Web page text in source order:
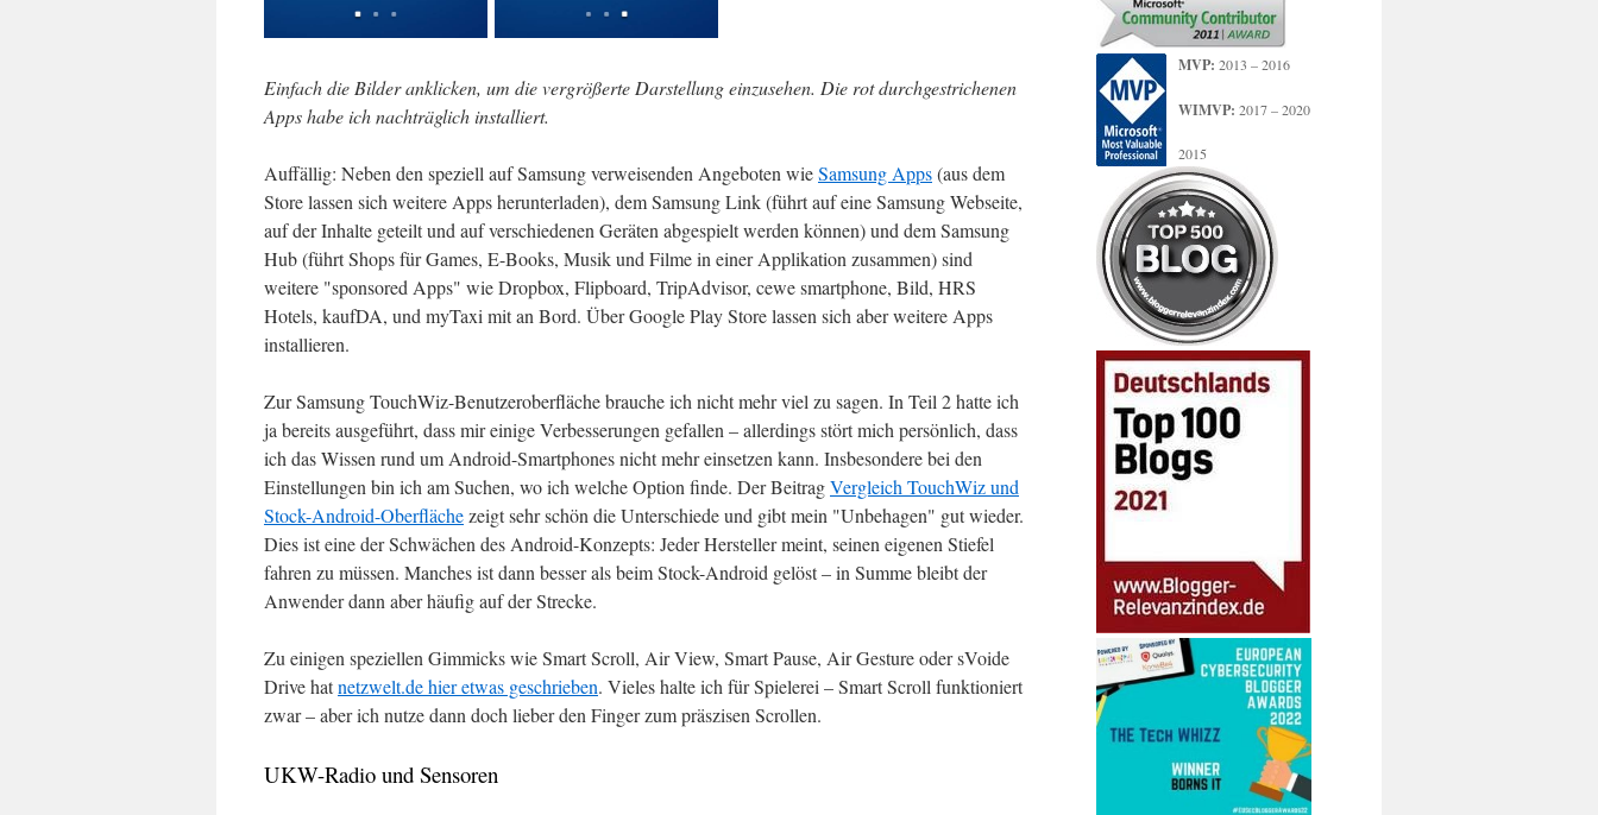
Einfach die Bilder anklicken, um die vergrößerte Darstellung einzusehen. Die rot durchgestrichenen
Apps habe ich nachträglich installiert.
Auffällig: Neben den speziell auf Samsung verweisenden Angeboten wieSamsung Apps(aus dem
Store lassen sich weitere Apps herunterladen), dem Samsung Link (führt auf eine Samsung Webseite,
auf der Inhalte geteilt und auf verschiedenen Geräten abgespielt werden können) und dem Samsung
Hub (führt Shops für Games, E-Books, Musik und Filme in einer Applikation zusammen) sind
weitere "sponsored Apps" wie Dropbox, Flipboard, TripAdvisor, cewe smartphone, Bild, HRS
Hotels, kaufDA, und myTaxi mit an Bord. Über Google Play Store lassen sich aber weitere Apps
installieren.
Zur Samsung TouchWiz-Benutzeroberfläche brauche ich nicht mehr viel zu sagen. In Teil 2 hatte ich
ja bereits ausgeführt, dass mir einige Verbesserungen gefallen – allerdings stört mich persönlich, dass
ich das Wissen rund um Android-Smartphones nicht mehr einsetzen kann. Insbesondere bei den
Einstellungen bin ich am Suchen, wo ich welche Option finde. Der BeitragVergleich TouchWiz und
Stock-Android-Oberflächezeigt sehr schön die Unterschiede und gibt mein "Unbehagen" gut wieder.
Dies ist eine der Schwächen des Android-Konzepts: Jeder Hersteller meint, seinen eigenen Stiefel
fahren zu müssen. Manches ist dann besser als beim Stock-Android gelöst – in Summe bleibt der
Anwender dann aber häufig auf der Strecke.
Zu einigen speziellen Gimmicks wie Smart Scroll, Air View, Smart Pause, Air Gesture oder sVoide
Drive hatnetzwelt.de hier etwas geschrieben. Vieles halte ich für Spielerei – Smart Scroll funktioniert
zwar – aber ich nutze dann doch lieber den Finger zum präszisen Scrollen.
UKW-Radio und Sensoren
MVP: 2013 – 2016
WIMVP: 2017 – 2020
2015